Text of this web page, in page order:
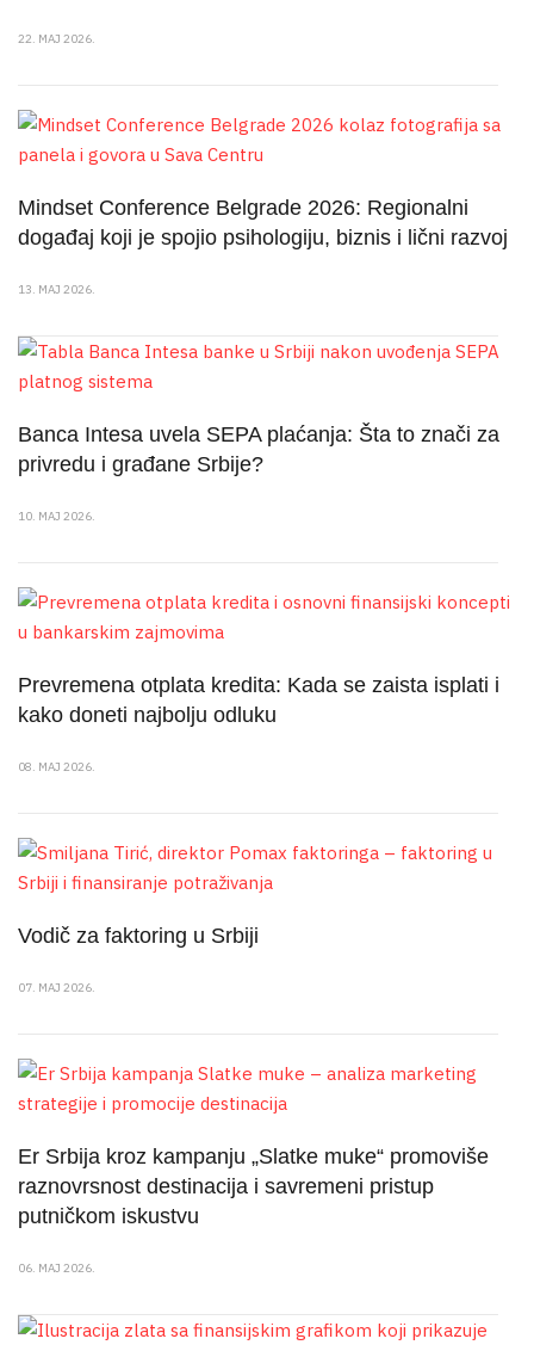
22. MAJ 2026.
Mindset Conference Belgrade 2026: Regionalni
događaj koji je spojio psihologiju, biznis i lični razvoj
13. MAJ 2026.
Banca Intesa uvela SEPA plaćanja: Šta to znači za
privredu i građane Srbije?
10. MAJ 2026.
Prevremena otplata kredita: Kada se zaista isplati i
kako doneti najbolju odluku
08. MAJ 2026.
Vodič za faktoring u Srbiji
07. MAJ 2026.
Er Srbija kroz kampanju „Slatke muke“ promoviše
raznovrsnost destinacija i savremeni pristup
putničkom iskustvu
06. MAJ 2026.